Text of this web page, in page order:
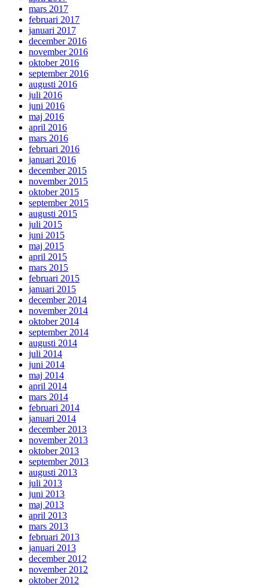
mars 2017
februari 2017
januari 2017
december 2016
november 2016
oktober 2016
september 2016
augusti 2016
juli 2016
juni 2016
maj 2016
april 2016
mars 2016
februari 2016
januari 2016
december 2015
november 2015
oktober 2015
september 2015
augusti 2015
juli 2015
juni 2015
maj 2015
april 2015
mars 2015
februari 2015
januari 2015
december 2014
november 2014
oktober 2014
september 2014
augusti 2014
juli 2014
juni 2014
maj 2014
april 2014
mars 2014
februari 2014
januari 2014
december 2013
november 2013
oktober 2013
september 2013
augusti 2013
juli 2013
juni 2013
maj 2013
april 2013
mars 2013
februari 2013
januari 2013
december 2012
november 2012
oktober 2012